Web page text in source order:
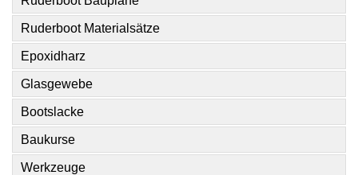
Ruderboot Materialsätze
Epoxidharz
Glasgewebe
Bootslacke
Baukurse
Werkzeuge